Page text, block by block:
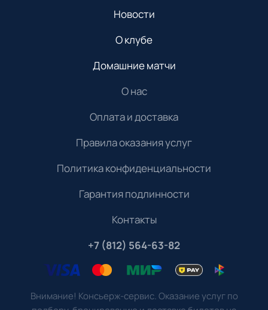
Новости
О клубе
Домашние матчи
О нас
Оплата и доставка
Правила оказания услуг
Политика конфиденциальности
Гарантия подлинности
Контакты
+7 (812) 564-63-82
Внимание! Консьерж-сервис. Оказание услуг по